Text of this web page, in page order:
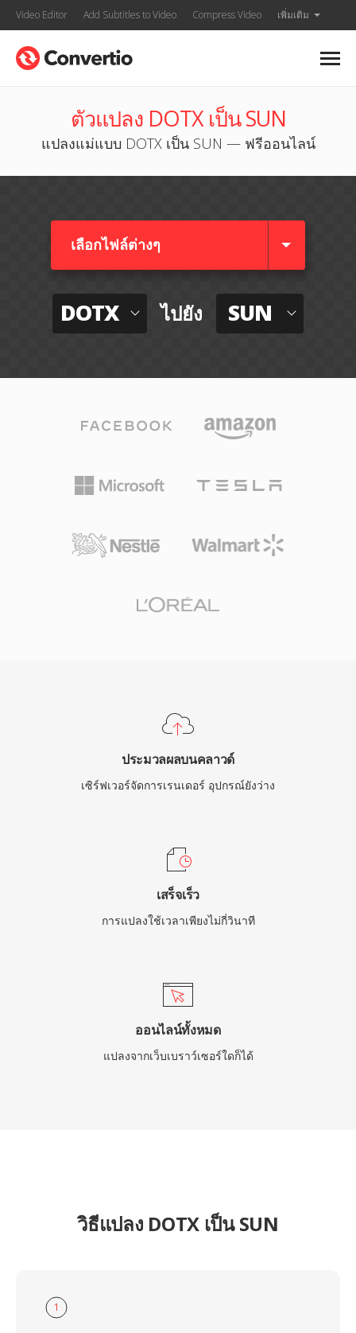
Video Editor Add Subtitles to Video Compress Video เพิ่มเติม
ตัวแปลง DOTX เป็น SUN
แปลงแม่แบบ DOTX เป็น SUN — ฟรีออนไลน์
เลือกไฟล์ต่างๆ​
DOTX ไปยัง SUN
ประมวลผลบนคลาวด์
เซิร์ฟเวอร์จัดการเรนเดอร์ อุปกรณ์ยังว่าง
เสร็จเร็ว
การแปลงใช้เวลาเพียงไม่กี่วินาที
ออนไลน์ทั้งหมด
แปลงจากเว็บเบราว์เซอร์ใดก็ได้
วิธีแปลง DOTX เป็น SUN
1